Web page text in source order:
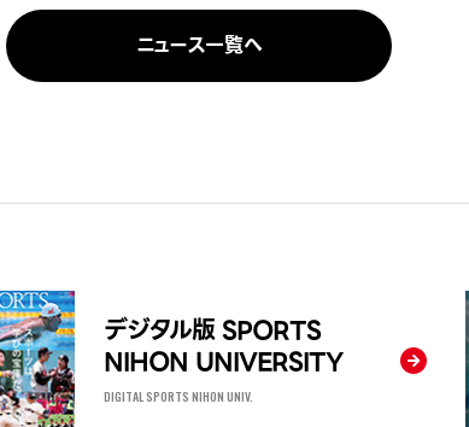
ニュース一覧へ
デジタル版 SPORTS
NIHON UNIVERSITY
DIGITAL SPORTS NIHON UNIV.